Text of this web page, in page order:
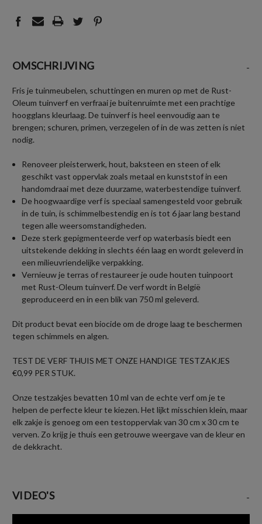
OMSCHRIJVING -
Fris je tuinmeubelen, schuttingen en muren op met de Rust-
Oleum tuinverf en verfraai je buitenruimte met een prachtige
hoogglans kleurlaag. De tuinverf is heel eenvoudig aan te
brengen; schuren, primen, verzegelen of in de was zetten is niet
nodig.
Renoveer pleisterwerk, hout, baksteen en steen of elk
geschikt vast oppervlak zoals metaal en kunststof in een
handomdraai met deze duurzame, waterbestendige tuinverf.
De hoogwaardige verf is speciaal samengesteld voor gebruik
in de tuin, is schimmelbestendig en is tot 6 jaar lang bestand
tegen alle weersomstandigheden.
Deze sterk gepigmenteerde verf op waterbasis biedt een
uitstekende dekking in slechts één laag en wordt geleverd in
een milieuvriendelijke verpakking.
Vernieuw je terras of restaureer je oude houten tuinpoort
met Rust-Oleum tuinverf. De verf wordt in België
geproduceerd en in een blik van 750 ml geleverd.
Dit product bevat een biocide om de droge laag te beschermen
tegen schimmels en algen.
TEST DE VERF THUIS MET ONZE HANDIGE TESTZAKJES
€0,99 PER STUK.
Onze testzakjes bevatten 10 ml van de echte verf om je te
helpen de perfecte kleur te kiezen. Het lijkt misschien klein, maar
elk zakje is genoeg om een testoppervlak van 30 cm x 30 cm te
verven. Zo krijg je thuis een getrouwe weergave van de kleur en
de dekkracht.
VIDEO'S -